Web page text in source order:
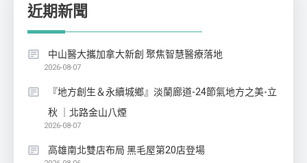
近期新聞
中山醫大攜加拿大新創 聚焦智慧醫療落地
2026-08-07
『地方創生＆永續城鄉』淡蘭廊道-24節氣地方之美-立
秋 ｜北路金山八煙
2026-08-07
高雄南北雙店布局 黑毛屋第20店登場